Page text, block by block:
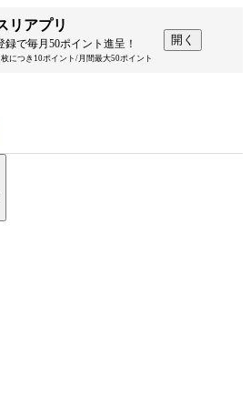
リアプリ
録で毎月50ポイント進呈！
につき10ポイント/月間最大50ポイント
開く